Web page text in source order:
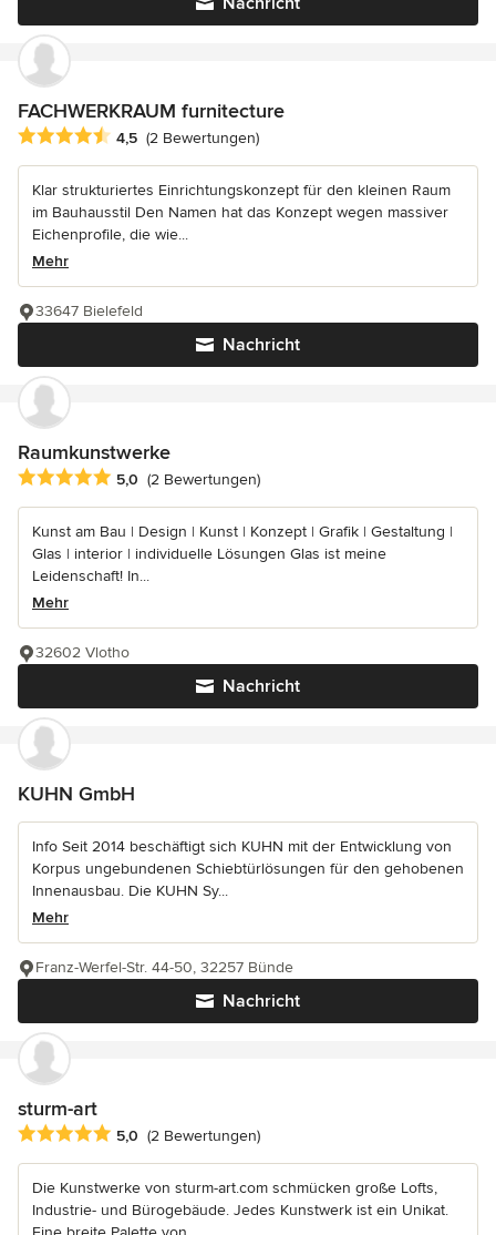
FACHWERKRAUM furnitecture
Durchschnittliche Bewertung: 4.5 von 5 Sternen
4,5 (2 Bewertungen)
Klar strukturiertes Einrichtungskonzept für den kleinen Raum
im Bauhausstil Den Namen hat das Konzept wegen massiver
Eichenprofile, die wie...
Mehr
Nachricht
33647 Bielefeld
Raumkunstwerke
Durchschnittliche Bewertung: 5 von 5 Sternen
5,0 (2 Bewertungen)
Kunst am Bau | Design | Kunst | Konzept | Grafik | Gestaltung |
Glas | interior | individuelle Lösungen Glas ist meine
Leidenschaft! In...
Mehr
Nachricht
32602 Vlotho
KUHN GmbH
Info Seit 2014 beschäftigt sich KUHN mit der Entwicklung von
Korpus ungebundenen Schiebtürlösungen für den gehobenen
Innenausbau. Die KUHN Sy...
Mehr
Nachricht
Franz-Werfel-Str. 44-50, 32257 Bünde
sturm-art
Durchschnittliche Bewertung: 5 von 5 Sternen
5,0 (2 Bewertungen)
Die Kunstwerke von sturm-art.com schmücken große Lofts,
Industrie- und Bürogebäude. Jedes Kunstwerk ist ein Unikat.